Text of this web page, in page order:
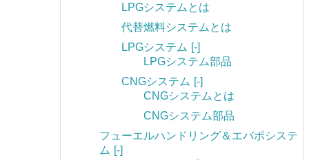
LPGシステムとは
代替燃料システムとは
LPGシステム [-]
LPGシステム部品
CNGシステム [-]
CNGシステムとは
CNGシステム部品
フューエルハンドリング＆エバポシステ
ム [-]